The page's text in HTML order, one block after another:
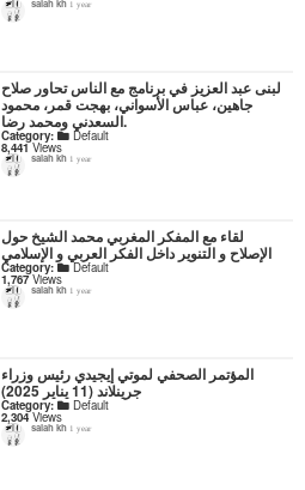
salah kh 1 year
لبنى عبد العزيز في برنامج مع الناس تحاور صلاح
جاهين، عباس الأسواني، بهجت قمر، محمود
السعدني ومحمد رضا.
Category: Default
8,441Views
salah kh 1 year
لقاء مع المفكر المغربي محمد الشيخ حول
الإصلاح و التنوير داخل الفكر العربي و الإسلامي
Category: Default
1,767Views
salah kh 1 year
المؤتمر الصحفي لموتي إيجيدي رئيس وزراء
جرينلاند (11 يناير 2025)
Category: Default
2,304Views
salah kh 1 year